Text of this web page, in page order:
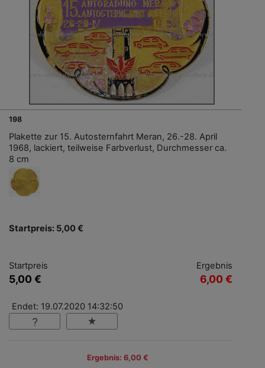
198
Plakette zur 15. Autosternfahrt Meran, 26.-28. April
1968, lackiert, teilweise Farbverlust, Durchmesser ca.
8 cm
Startpreis: 5,00 €
Startpreis
5,00 €
Ergebnis
6,00 €
Endet: 19.07.2020 14:32:50
Ergebnis: 6,00 €